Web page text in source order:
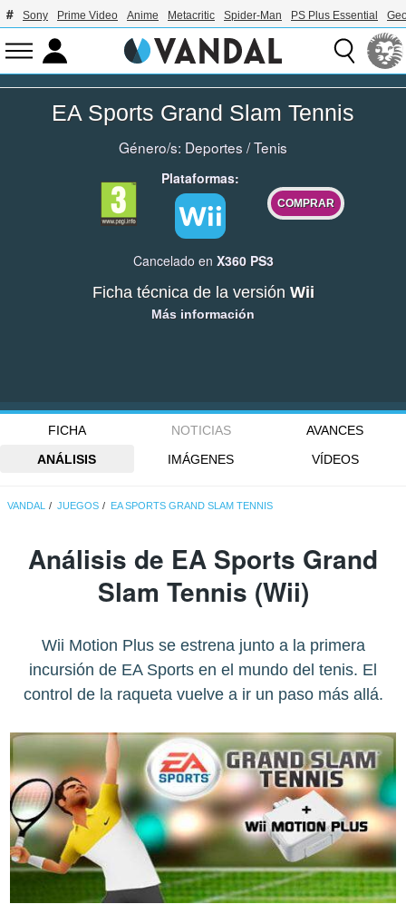
Sony Prime Video Anime Metacritic Spider-Man PS Plus Essential
EA Sports Grand Slam Tennis
Género/s: Deportes/Tenis
Plataformas:
COMPRAR
Cancelado en X360 PS3
Ficha técnica de la versión Wii
Más información
FICHA NOTICIAS
AVANCES
ANÁLISIS
IMÁGENES VÍDEOS
VANDAL JUEGOS EA SPORTS GRAND SLAM TENNIS
Análisis de EA Sports Grand
Slam Tennis (Wii)
Wii Motion Plus se estrena junto a la primera
incursión de EA Sports en el mundo del tenis. El
control de la raqueta vuelve a ir un paso más allá.